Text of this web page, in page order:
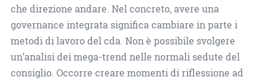
che direzione andare. Nel concreto, avere una
governance integrata significa cambiare in parte i
metodi di lavoro del cda. Non è possibile svolgere
un’analisi dei mega-trend nelle normali sedute del
consiglio. Occorre creare momenti di riflessione ad